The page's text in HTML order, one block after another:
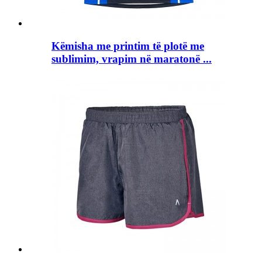
Këmisha me printim të plotë me
sublimim, vrapim në maratonë ...